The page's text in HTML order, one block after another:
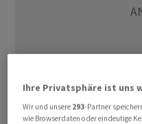
Ihre Privatsphäre ist uns
Wir und unsere 293-Partner
wie Browserdaten oder eindeutige